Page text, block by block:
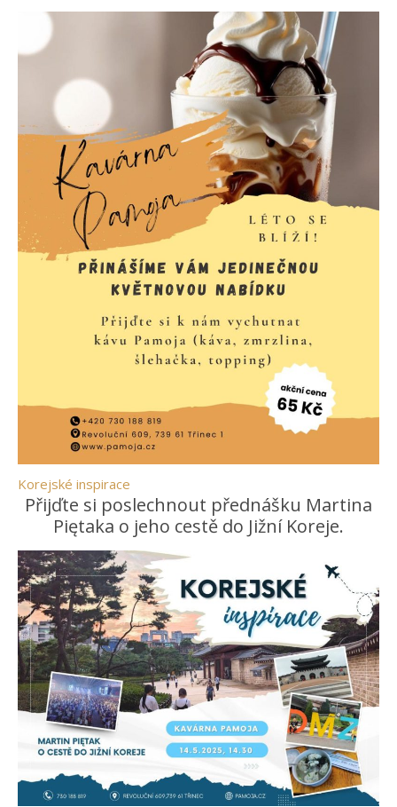
Korejské inspirace
Přijďte si poslechnout přednášku Martina
Piętaka o jeho cestě do Jižní Koreje.